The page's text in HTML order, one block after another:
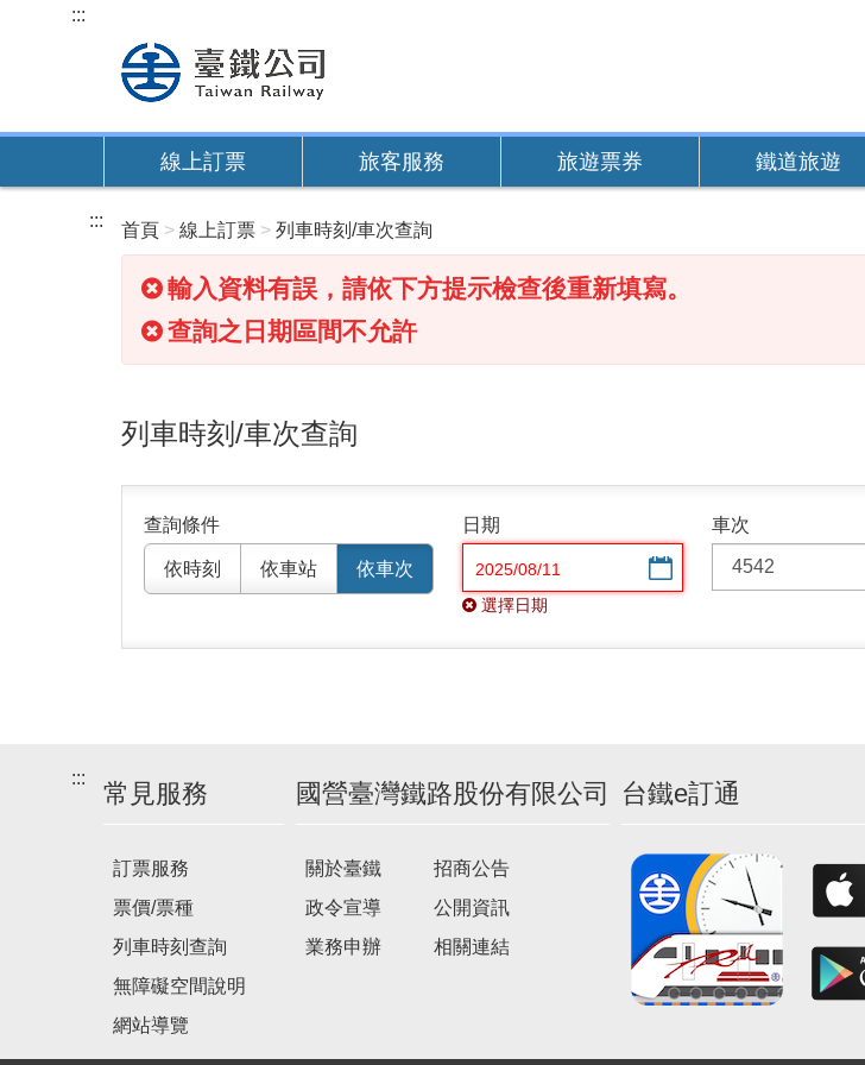
內
:::
線上訂票 旅客服務 旅遊票券 鐵道旅遊
::: 首頁 線上訂票 列車時刻/車次查詢
輸入資料有誤，請依下方提示檢查後重新填寫。
查詢之日期區間不允許
列車時刻/車次查詢
查詢條件
依時刻 依車站 依車次
日期
選擇日期
選擇日期
車次
:::
常見服務
訂票服務
票價/票種
列車時刻查詢
無障礙空間說明
網站導覽
國營臺灣鐵路股份有限公司
關於臺鐵
政令宣導
業務申辦
招商公告
公開資訊
相關連結
台鐵e訂通